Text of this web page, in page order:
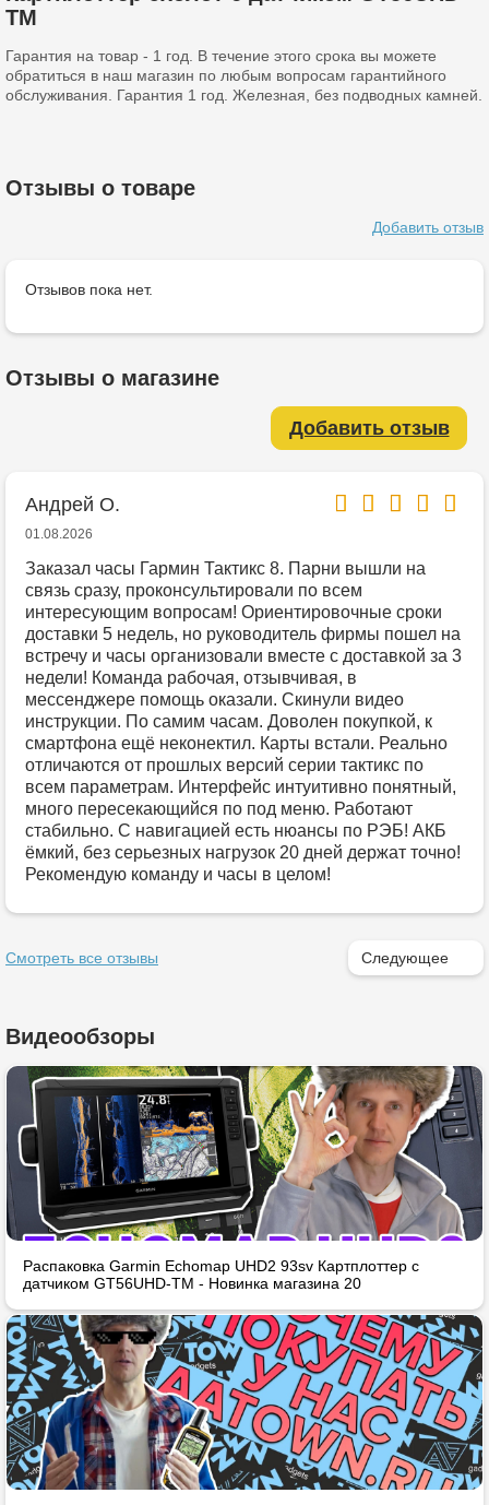
TM
Гарантия на товар - 1 год. В течение этого срока вы можете
обратиться в наш магазин по любым вопросам гарантийного
обслуживания. Гарантия 1 год. Железная, без подводных камней.
Отзывы о товаре
Добавить отзыв
Отзывов пока нет.
Отзывы о магазине
Добавить отзыв
Андрей О.
01.08.2026
Заказал часы Гармин Тактикс 8. Парни вышли на
связь сразу, проконсультировали по всем
интересующим вопросам! Ориентировочные сроки
доставки 5 недель, но руководитель фирмы пошел на
встречу и часы организовали вместе с доставкой за 3
недели! Команда рабочая, отзывчивая, в
мессенджере помощь оказали. Скинули видео
инструкции. По самим часам. Доволен покупкой, к
смартфона ещё неконектил. Карты встали. Реально
отличаются от прошлых версий серии тактикс по
всем параметрам. Интерфейс интуитивно понятный,
много пересекающийся по под меню. Работают
стабильно. С навигацией есть нюансы по РЭБ! АКБ
ёмкий, без серьезных нагрузок 20 дней держат точно!
Рекомендую команду и часы в целом!
Смотреть все отзывы Следующее
Видеообзоры
Распаковка Garmin Echomap UHD2 93sv Картплоттер с
датчиком GT56UHD-TM - Новинка магазина 20